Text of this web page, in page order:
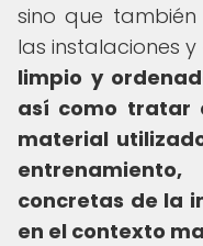
sino que
las instalaciones
limpio y
así como tratar
material
concretas de la
en el contexto